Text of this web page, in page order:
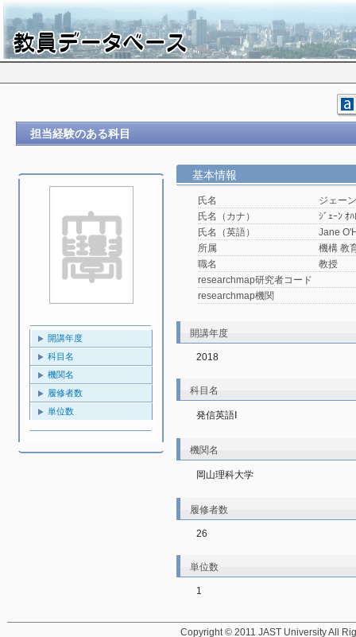
担当経験のある科目
開講年度
科目名
機関名
履修者数
単位数
基本情報
氏名
ジェー
氏名（カナ）
ｼﾞｪｰﾝ ｵ
氏名（英語）
Jane
所属
機構 教
職名
教授
researchmap研究者コード
researchmap機関
開講年度
2018
科目名
発信英語Ⅰ
機関名
岡山理科大学
履修者数
26
単位数
1